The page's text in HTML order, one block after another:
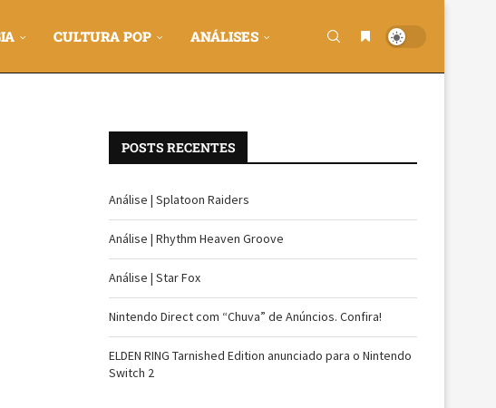
CULTURA POP ANÁLISES
POSTS RECENTES
Análise | Splatoon Raiders
Análise | Rhythm Heaven Groove
Análise | Star Fox
Nintendo Direct com “Chuva” de Anúncios. Confira!
ELDEN RING Tarnished Edition anunciado para o Nintendo
Switch 2